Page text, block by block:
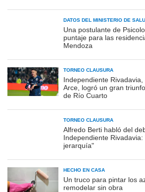
DATOS DEL MINISTERIO DE
Una postulante de
puntaje para las
Mendoza
TORNEO CLAUSURA
Independiente
Arce, logró un gran
de Río Cuarto
TORNEO CLAUSURA
Alfredo Berti habló del
Independiente
jerarquía"
HECHO EN CASA
Un truco para pintar los
remodelar sin obra